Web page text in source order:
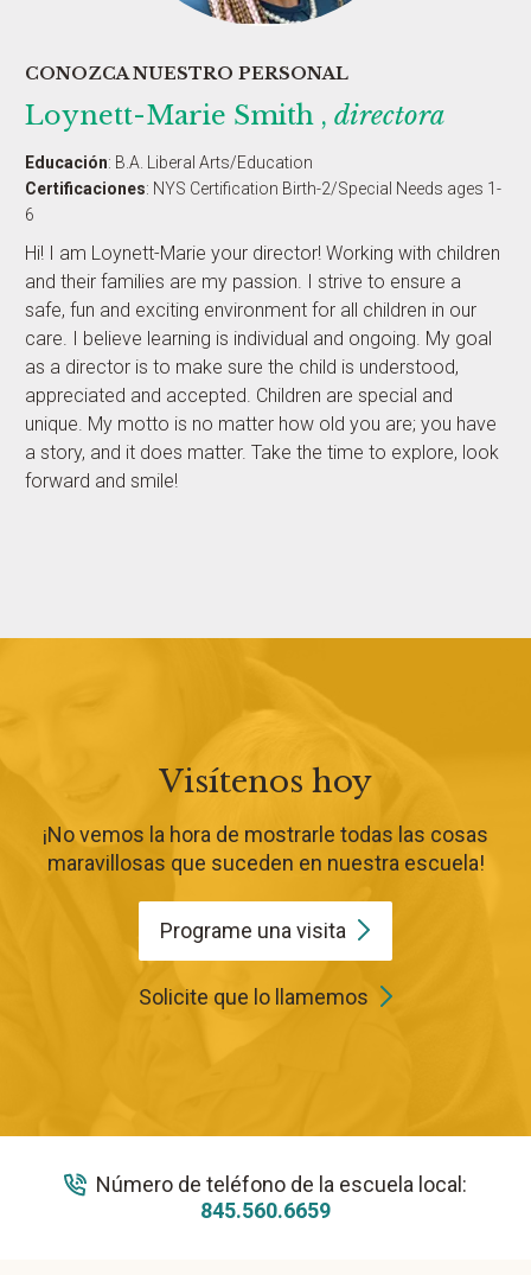
CONOZCA NUESTRO PERSONAL
Loynett-Marie Smith ,directora
Educación: B.A. Liberal Arts/Education
Certificaciones: NYS Certification Birth-2/Special Needs ages 1-
6
Hi! I am Loynett-Marie your director! Working with children
and their families are my passion. I strive to ensure a
safe, fun and exciting environment for all children in our
care. I believe learning is individual and ongoing. My goal
as a director is to make sure the child is understood,
appreciated and accepted. Children are special and
unique. My motto is no matter how old you are; you have
a story, and it does matter. Take the time to explore, look
forward and smile!
Visítenos hoy
¡No vemos la hora de mostrarle todas las cosas
maravillosas que suceden en nuestra escuela!
Programe una visita
Solicite que lo llamemos
Número de teléfono de la escuela local:
845.560.6659